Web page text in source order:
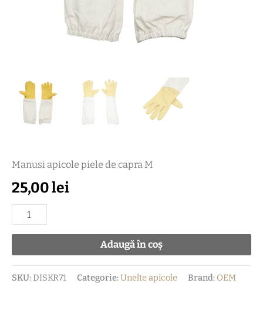
Manusi apicole piele de capra M
25,00lei
Adaugă în coș
SKU:DISKR71 Categorie:Unelte apicole Brand: OEM